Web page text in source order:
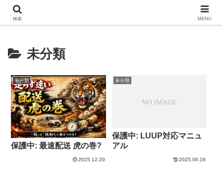
未分類
未分類
保護中: 最速配送 虎の巻?
2025.12.20
未分類
保護中: LUUP対応マニュ
アル
2025.06.16
検索 MENU